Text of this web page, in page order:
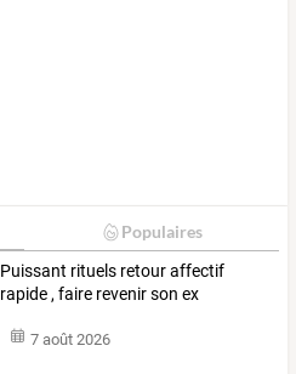
Populaires
Puissant rituels retour affectif
rapide , faire revenir son ex
7 août 2026